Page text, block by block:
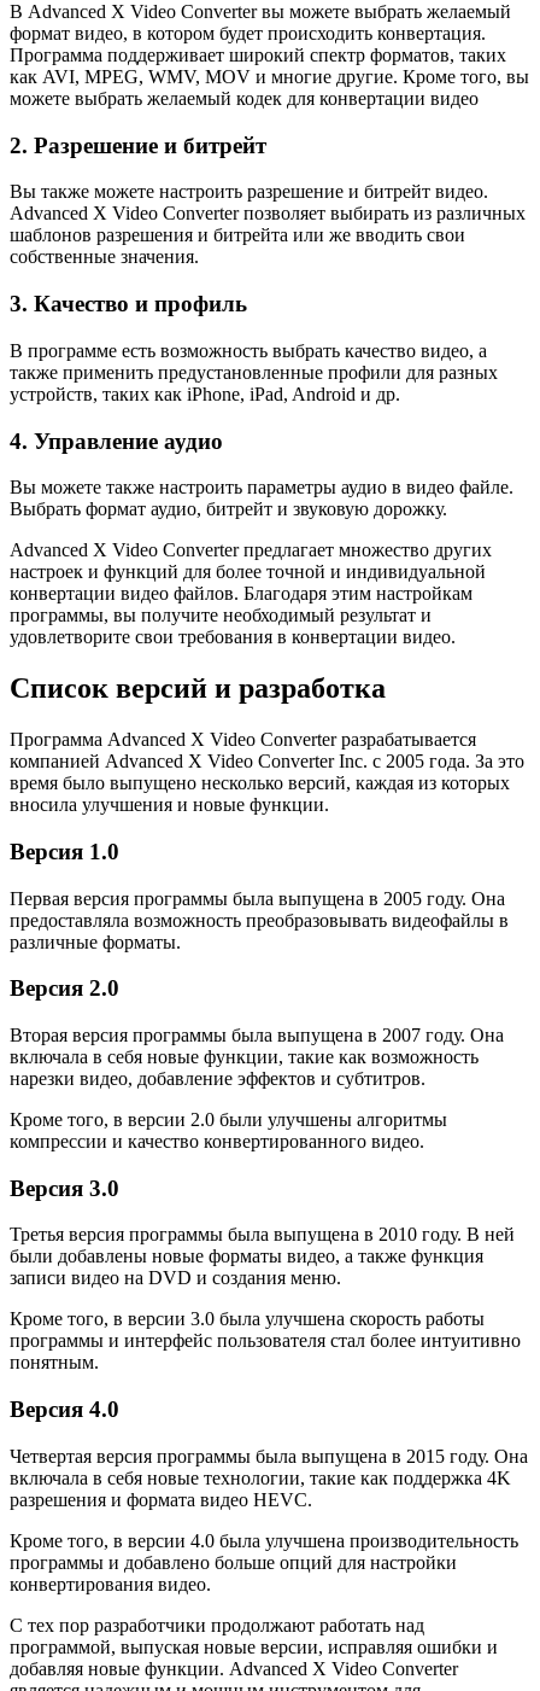
В Advanced X Video Converter вы можете выбрать желаемый
формат видео, в котором будет происходить конвертация.
Программа поддерживает широкий спектр форматов, таких
как AVI, MPEG, WMV, MOV и многие другие. Кроме того, вы
можете выбрать желаемый кодек для конвертации видео
2. Разрешение и битрейт
Вы также можете настроить разрешение и битрейт видео.
Advanced X Video Converter позволяет выбирать из различных
шаблонов разрешения и битрейта или же вводить свои
собственные значения.
3. Качество и профиль
В программе есть возможность выбрать качество видео, а
также применить предустановленные профили для разных
устройств, таких как iPhone, iPad, Android и др.
4. Управление аудио
Вы можете также настроить параметры аудио в видео файле.
Выбрать формат аудио, битрейт и звуковую дорожку.
Advanced X Video Converter предлагает множество других
настроек и функций для более точной и индивидуальной
конвертации видео файлов. Благодаря этим настройкам
программы, вы получите необходимый результат и
удовлетворите свои требования в конвертации видео.
Список версий и разработка
Программа Advanced X Video Converter разрабатывается
компанией Advanced X Video Converter Inc. с 2005 года. За это
время было выпущено несколько версий, каждая из которых
вносила улучшения и новые функции.
Версия 1.0
Первая версия программы была выпущена в 2005 году. Она
предоставляла возможность преобразовывать видеофайлы в
различные форматы.
Версия 2.0
Вторая версия программы была выпущена в 2007 году. Она
включала в себя новые функции, такие как возможность
нарезки видео, добавление эффектов и субтитров.
Кроме того, в версии 2.0 были улучшены алгоритмы
компрессии и качество конвертированного видео.
Версия 3.0
Третья версия программы была выпущена в 2010 году. В ней
были добавлены новые форматы видео, а также функция
записи видео на DVD и создания меню.
Кроме того, в версии 3.0 была улучшена скорость работы
программы и интерфейс пользователя стал более интуитивно
понятным.
Версия 4.0
Четвертая версия программы была выпущена в 2015 году. Она
включала в себя новые технологии, такие как поддержка 4K
разрешения и формата видео HEVC.
Кроме того, в версии 4.0 была улучшена производительность
программы и добавлено больше опций для настройки
конвертирования видео.
С тех пор разработчики продолжают работать над
программой, выпуская новые версии, исправляя ошибки и
добавляя новые функции. Advanced X Video Converter